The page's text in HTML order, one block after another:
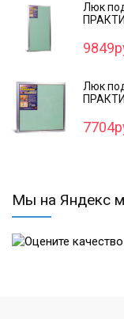
Люк
Люк
Мы на Яндекс